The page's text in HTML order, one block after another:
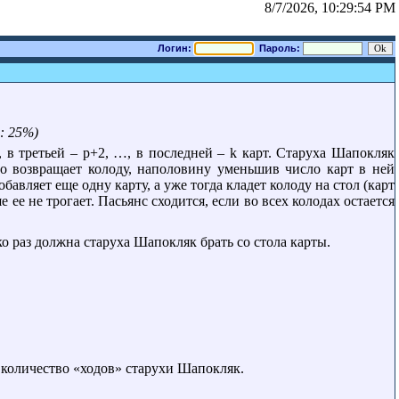
8/7/2026, 10:29:54 PM
Логин: Пароль:
25%)
в третьей – p+2, …, в последней – k карт. Старуха Шапокляк
колоду, наполовину уменьшив число карт в ней
еще одну карту, а уже тогда кладет колоду на стол (карт
не трогает. Пасьянс сходится, если во всех колодах остается
раз должна старуха Шапокляк брать со стола карты.
«ходов» старухи Шапокляк.